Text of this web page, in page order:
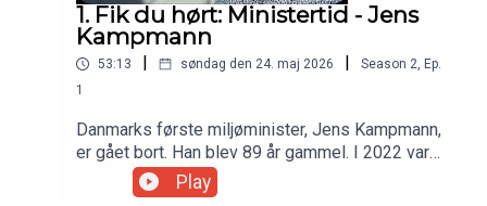
1. Fik du hørt: Ministertid - Jens
Kampmann
53:13 søndag den 24. maj 2026 Season 2, Ep.
1
Danmarks første miljøminister, Jens Kampmann,
er gået bort. Han blev 89 år gammel. I 2022 var
han gæst i Ministertid, hvor han blandt andet
fortæller om hvordan han så på rollen som
Play